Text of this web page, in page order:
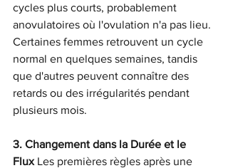
cycles plus courts, probablement
anovulatoires où l'ovulation n'a pas lieu.
Certaines femmes retrouvent un cycle
normal en quelques semaines, tandis
que d'autres peuvent connaître des
retards ou des irrégularités pendant
plusieurs mois.
3. Changement dans la Durée et le
Flux Les premières règles après une